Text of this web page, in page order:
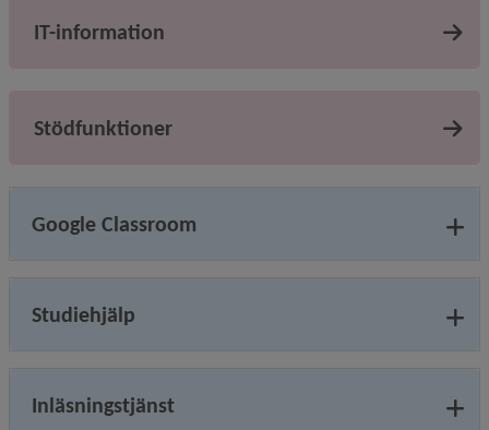
IT-information
Stödfunktioner
Google Classroom
Studiehjälp
Inläsningstjänst